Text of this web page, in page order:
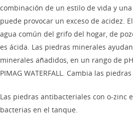
combinación de un estilo de vida y
puede provocar un exceso de acidez. El
agua común del grifo del hogar, de
es ácida. Las piedras minerales
minerales añadidos, en un rango de
PIMAG WATERFALL. Cambia las
Las piedras antibacteriales con o-zinc
bacterias en el tanque.